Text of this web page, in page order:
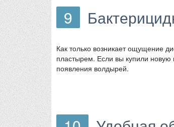
9
Как только возникает ощущение
пластырем. Если вы купили новую
появления волдырей.